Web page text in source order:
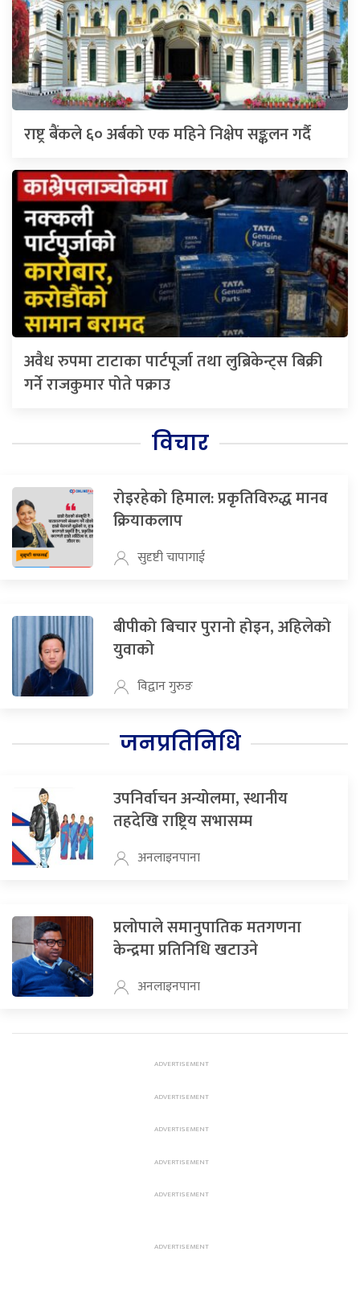
राष्ट्र बैंकले ६० अर्बको एक महिने निक्षेप सङ्कलन गर्दै
अवैध रुपमा टाटाका पार्टपूर्जा तथा लुब्रिकेन्ट्स बिक्री
गर्ने राजकुमार पोते पक्राउ
विचार
रोइरहेको हिमाल: प्रकृतिविरुद्ध मानव
क्रियाकलाप
सुदृष्टी चापागाई
बीपीको बिचार पुरानो होइन, अहिलेको
युवाको
विद्वान गुरुङ
जनप्रतिनिधि
उपनिर्वाचन अन्योलमा, स्थानीय
तहदेखि राष्ट्रिय सभासम्म
अनलाइनपाना
प्रलोपाले समानुपातिक मतगणना
केन्द्रमा प्रतिनिधि खटाउने
अनलाइनपाना